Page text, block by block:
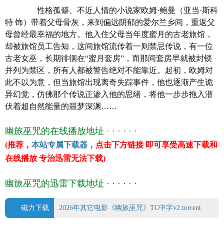
SiouxCarroll
EzraCarlisle
SioxC
MalloryAdams
译 名 幽旅巫咒
片 名 幽旅巫咒
年 代2026
产 地其它
类 别 恐怖
上映日期 2026-03-14
豆瓣评分 0.0
性格孤僻、不近人情的小说家欧姆·鲍曼（亚当·斯科
特 饰）带着父母骨灰，来到偏远阴郁的爱尔兰乡间，重返父
母曾经最幸福的地方。他入住父母当年度蜜月的古老旅馆，
却被旅馆员工告知，这间旅馆流传着一则禁忌传说，有一位
古老女巫，长期徘徊在“蜜月套房”，而那间套房早就被封锁
并列为禁区，所有人都被警告绝对不能靠近。起初，欧姆对
此不以为意，但当旅馆出现离奇失踪事件，他也逐渐产生诡
异幻觉，仿佛那个传说正渗入他的思绪，将他一步步拖入潜
伏着超自然能量的噩梦深渊……
幽旅巫咒的在线播放地址 · · · · · ·
(推荐， 本站专属下载器 ，点击下方链接 即可享受高速下载和
在线播放 专治迅雷无法下载)
幽旅巫咒的迅雷下载地址 · · · · · ·
磁力下载 2026年其它电影《幽旅巫咒》TC中字v2.torrent